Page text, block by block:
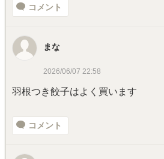
コメント
まな
2026/06/07 22:58
羽根つき餃子はよく買います
コメント